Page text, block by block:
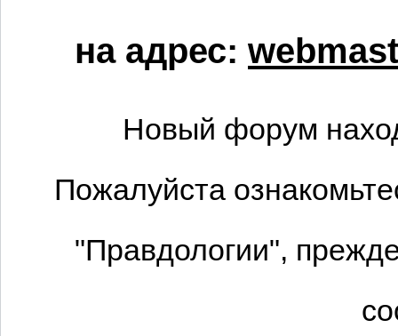
на адрес:
Новый форум
Пожалуйста
"Правдологии",